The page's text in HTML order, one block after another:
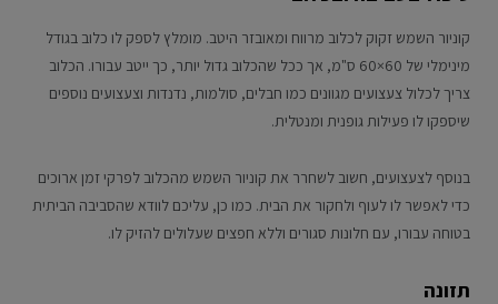
קוניור השמש זקוק לכלוב מרווח ומאובזר היטב. מומלץ לספק לו כלוב בגודל
מינימלי של 60×60 ס"מ, אך ככל שהכלוב גדול יותר, כך ייטב עבורו. הכלוב
צריך לכלול צעצועים מגוונים כמו חבלים, סולמות, נדנדות וצעצועים נוספים
שיספקו לו פעילות גופנית ומנטלית.
בנוסף לצעצועים, חשוב לשחרר את קוניור השמש מהכלוב לפרקי זמן ארוכים
כדי לאפשר לו לעוף ולחקור את הבית. כמו כן, עליכם לוודא שהסביבה הביתית
בטוחה עבורו, עם חלונות סגורים וללא חפצים שעלולים להזיק לו.
תזונה